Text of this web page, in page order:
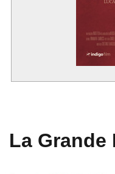
La Grande